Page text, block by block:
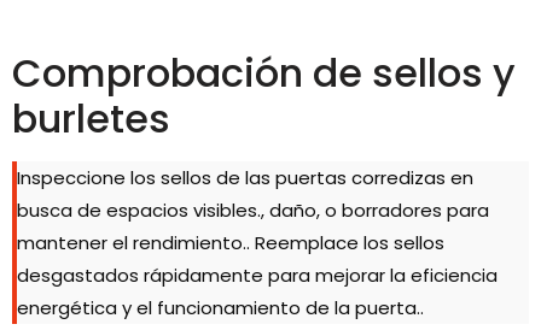
Comprobación de sellos y
burletes
Inspeccione los sellos de las puertas corredizas en
busca de espacios visibles., daño, o borradores para
mantener el rendimiento.. Reemplace los sellos
desgastados rápidamente para mejorar la eficiencia
energética y el funcionamiento de la puerta..